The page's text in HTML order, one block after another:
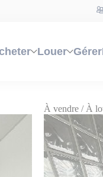
Louer Gérer
À vendre / À